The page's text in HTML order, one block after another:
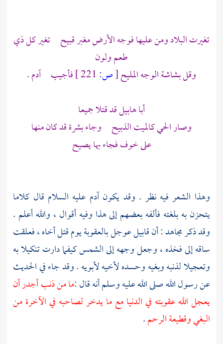
تغيرت البلاد ومن عليها فوجه الأرض مغبر قبيح تغير كل ذي
طعم ولون
وقل بشاشة الوجه المليح[ص:
فأجيب آدم .
أباهابيلقد قتلا جميعا
وصار الحي كالميت الذبيح وجاء بشرة قد كان منها
على خوف فجاء بها يصيح
وهذا الشعر فيه نظر . وقد يكونآدم عليه السلام قال كلاما
يتحزن به بلغته فألفه بعضهم إلى هذا وفيه أقوال ، والله أعلم .
وقد ذكرمجاهد: أنقابيلعوجل بالعقوبة يوم قتل أخاه ، فعلقت
ساقه إلى فخذه ، وجعل وجهه إلى الشمس كيفما دارت تنكيلا به
وتعجيلا لذنبه وبغيه وحسده لأخيه لأبويه . وقد جاء في الحديث
عن رسول الله صلى الله عليه وسلم أنه قال :ما من ذنب أجدر أن
يعجل الله عقوبته في الدنيا مع ما يدخر لصاحبه في الآخرة من
البغي وقطيعة الرحم.